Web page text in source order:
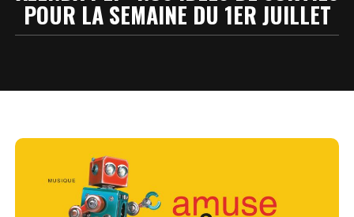
POUR LA SEMAINE DU 1ER JUILLET